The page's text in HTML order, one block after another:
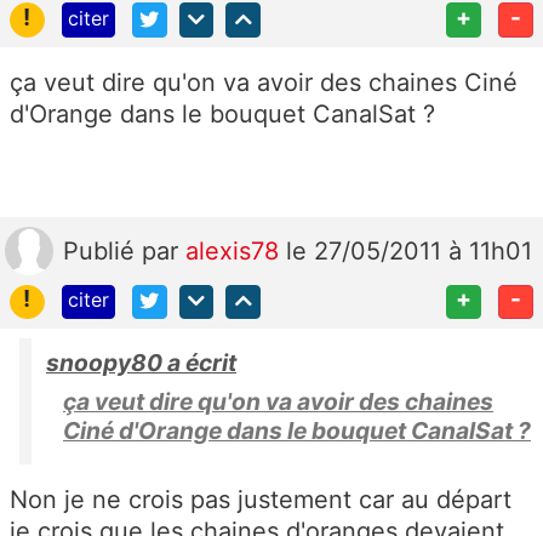
!
citer + -
ça veut dire qu'on va avoir des chaines Ciné
d'Orange dans le bouquet CanalSat ?
Publié par alexis78 le 27/05/2011 à 11h01
!
citer + -
snoopy80 a écrit
ça veut dire qu'on va avoir des chaines
Ciné d'Orange dans le bouquet CanalSat ?
Non je ne crois pas justement car au départ